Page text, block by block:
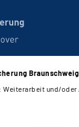
Weiterarbeit und/oder